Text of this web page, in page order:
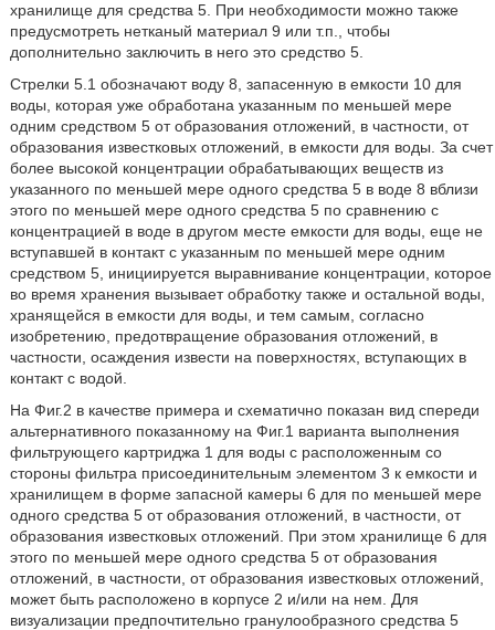
хранилище для средства 5. При необходимости можно также
предусмотреть нетканый материал 9 или т.п., чтобы
дополнительно заключить в него это средство 5.
Стрелки 5.1 обозначают воду 8, запасенную в емкости 10 для
воды, которая уже обработана указанным по меньшей мере
одним средством 5 от образования отложений, в частности, от
образования известковых отложений, в емкости для воды. За счет
более высокой концентрации обрабатывающих веществ из
указанного по меньшей мере одного средства 5 в воде 8 вблизи
этого по меньшей мере одного средства 5 по сравнению с
концентрацией в воде в другом месте емкости для воды, еще не
вступавшей в контакт с указанным по меньшей мере одним
средством 5, инициируется выравнивание концентрации, которое
во время хранения вызывает обработку также и остальной воды,
хранящейся в емкости для воды, и тем самым, согласно
изобретению, предотвращение образования отложений, в
частности, осаждения извести на поверхностях, вступающих в
контакт с водой.
На Фиг.2 в качестве примера и схематично показан вид спереди
альтернативного показанному на Фиг.1 варианта выполнения
фильтрующего картриджа 1 для воды с расположенным со
стороны фильтра присоединительным элементом 3 к емкости и
хранилищем в форме запасной камеры 6 для по меньшей мере
одного средства 5 от образования отложений, в частности, от
образования известковых отложений. При этом хранилище 6 для
этого по меньшей мере одного средства 5 от образования
отложений, в частности, от образования известковых отложений,
может быть расположено в корпусе 2 и/или на нем. Для
визуализации предпочтительно гранулообразного средства 5